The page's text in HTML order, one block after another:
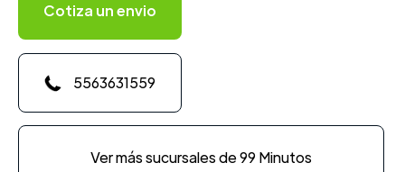
Cotiza un envio
5563631559
Ver más sucursales de 99 Minutos